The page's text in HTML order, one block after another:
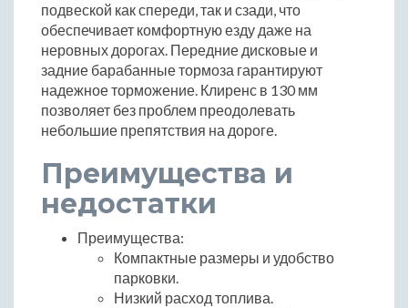
подвеской как спереди, так и сзади, что
обеспечивает комфортную езду даже на
неровных дорогах. Передние дисковые и
задние барабанные тормоза гарантируют
надежное торможение. Клиренс в 130 мм
позволяет без проблем преодолевать
небольшие препятствия на дороге.
Преимущества и
недостатки
Преимущества:
Компактные размеры и удобство
парковки.
Низкий расход топлива.